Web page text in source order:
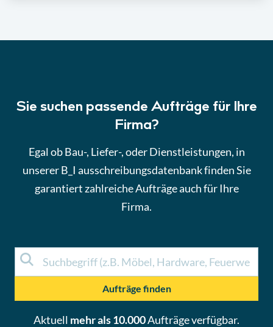
Sie suchen passende Aufträge für Ihre
Firma?
Egal ob Bau-, Liefer-, oder Dienstleistungen, in
unserer B_I ausschreibungsdatenbank finden Sie
garantiert zahlreicheAufträgeauch für Ihre
Firma.
Aufträge finden
Aktuell mehr als 10.000Aufträgeverfügbar.